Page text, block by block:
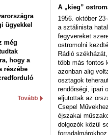
ügyekkel
még
hogy a
részébe
Tovább
A „kieg”
1956. október
a sztálinista
fegyvereket
ostromolni
Rádió
több más fontos
azonban alig
osztagok
rendőrségi, ipari
eljutottak az
Csepel
éjszakai
dolgozók közül